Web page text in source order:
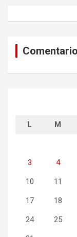
L M
3 4
10 11
17 18
24 25